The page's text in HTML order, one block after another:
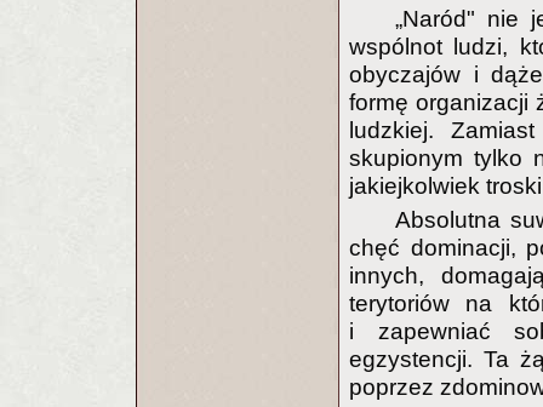
„Naród" nie
wspólnot ludzi,
obyczajów i
formę organizacji
ludzkiej.
skupionym tylko
jakiejkolwiek
Absolutna
chęć dominacji,
innych,
terytoriów na
i zapewniać
egzystencji. Ta
poprzez